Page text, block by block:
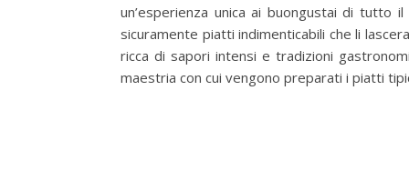
un’esperienza unica ai buongustai di
sicuramente piatti indimenticabili che li
ricca di sapori intensi e tradizioni
maestria con cui vengono preparati i piatti